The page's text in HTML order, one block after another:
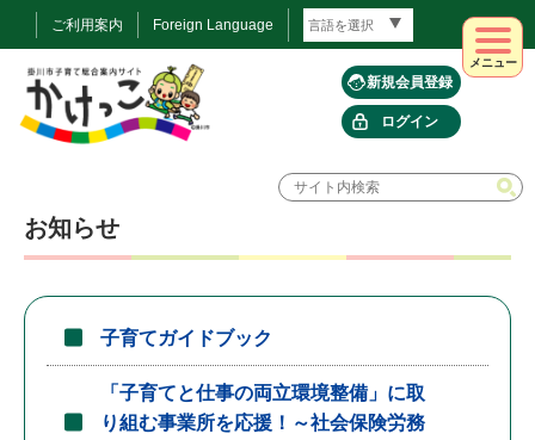
ご利用案内 Foreign Language
新規会員登録
ログイン
メニュー
お知らせ
子育てガイドブック
「子育てと仕事の両立環境整備」に取
り組む事業所を応援！～社会保険労務